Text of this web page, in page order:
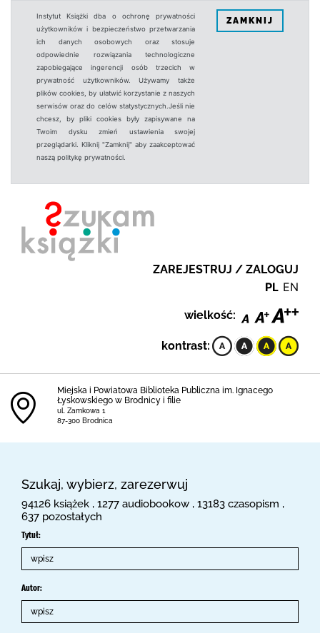
Instytut Książki dba o ochronę prywatności
użytkowników i bezpieczeństwo przetwarzania
ich danych osobowych oraz stosuje
odpowiednie rozwiązania technologiczne
zapobiegające ingerencji osób trzecich w
prywatność użytkowników. Używamy także
plików cookies, by ułatwić korzystanie z naszych
serwisów oraz do celów statystycznych.Jeśli nie
chcesz, by pliki cookies były zapisywane na
Twoim dysku zmień ustawienia swojej
przeglądarki. Kliknij "Zamknij" aby zaakceptować
naszą politykę prywatności.
ZAMKNIJ
ZAREJESTRUJ / ZALOGUJ
PL EN
wielkość:
kontrast:
Miejska i Powiatowa Biblioteka Publiczna im. Ignacego
Łyskowskiego w Brodnicy i filie
ul. Zamkowa 1
87-300 Brodnica
Szukaj, wybierz, zarezerwuj
94126 książek , 1277 audiobookow , 13183 czasopism ,
637 pozostałych
Tytuł:
Autor: